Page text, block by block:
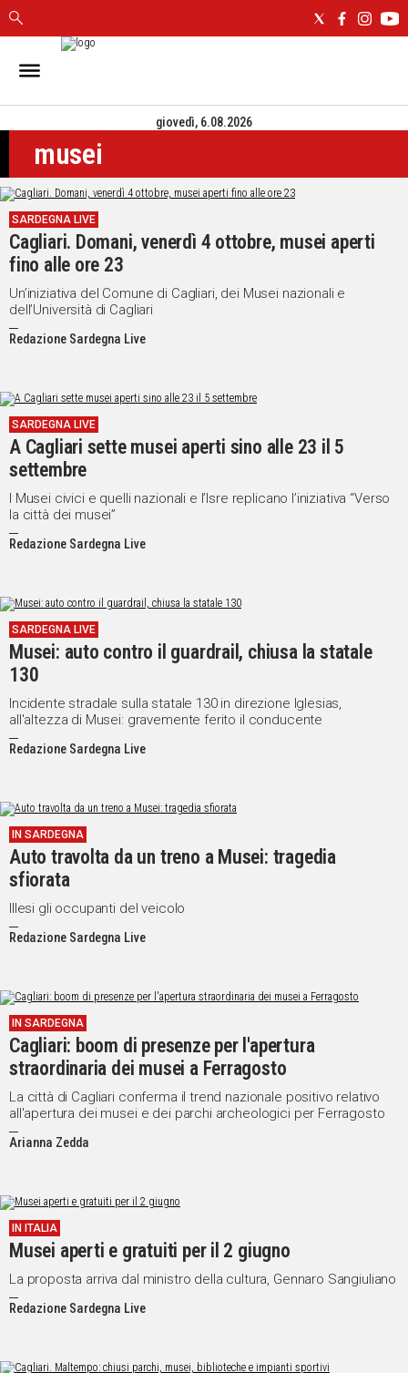
IN
CAGLIARI
SASSARI
NUORO
ORISTANO
SULCIS
GALLURA
OGLIASTRA
MEDIO
CAMPIDANO
POLITICA
IN
ITALIA
NEL
MONDO
SPORT
EVENTI
VIDEO
Social
giovedì, 6.08.2026
musei
SARDEGNA LIVE
Cagliari. Domani, venerdì 4 ottobre, musei aperti
fino alle ore 23
Un’iniziativa del Comune di Cagliari, dei Musei nazionali e
dell’Università di Cagliari
Redazione Sardegna Live
SARDEGNA LIVE
A Cagliari sette musei aperti sino alle 23 il 5
settembre
I Musei civici e quelli nazionali e l’Isre replicano l’iniziativa “Verso
la città dei musei”
Redazione Sardegna Live
SARDEGNA LIVE
Musei: auto contro il guardrail, chiusa la statale
130
Incidente stradale sulla statale 130 in direzione Iglesias,
all'altezza di Musei: gravemente ferito il conducente
Redazione Sardegna Live
IN SARDEGNA
Auto travolta da un treno a Musei: tragedia
sfiorata
Illesi gli occupanti del veicolo
Redazione Sardegna Live
IN SARDEGNA
Cagliari: boom di presenze per l'apertura
straordinaria dei musei a Ferragosto
La città di Cagliari conferma il trend nazionale positivo relativo
all'apertura dei musei e dei parchi archeologici per Ferragosto
Arianna Zedda
IN ITALIA
Musei aperti e gratuiti per il 2 giugno
La proposta arriva dal ministro della cultura, Gennaro Sangiuliano
Redazione Sardegna Live